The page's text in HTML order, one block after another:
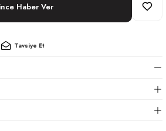
Haber Ver
Tavsiye Et